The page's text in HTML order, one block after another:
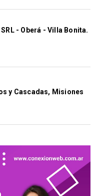
- Oberá - Villa Bonita.
y Cascadas, Misiones